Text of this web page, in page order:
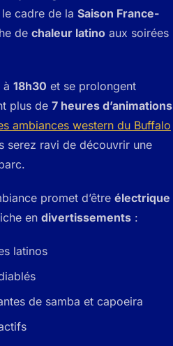
cadre de la Saison France-
de chaleur latino aux soirées
à 18h30 et se prolongent
plus de 7 heures d’animations
ambiances western du Buffalo
serez ravi de découvrir une
promet d’être électrique
en divertissements :
latinos
de samba et capoeira